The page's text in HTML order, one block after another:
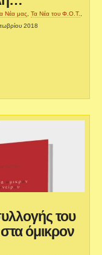
Νέα μας,Τα Νέα του Φ.Ο.Τ.,
2018
του
όμικρον